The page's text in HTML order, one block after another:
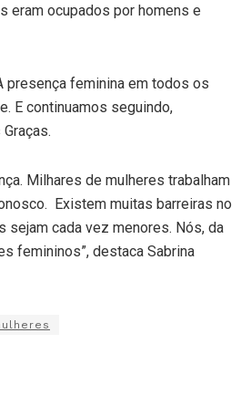
eram ocupados por homens e
presença feminina em todos os
E continuamos seguindo,
Milhares de mulheres trabalham
Existem muitas barreiras no
sejam cada vez menores. Nós, da
femininos”, destaca Sabrina